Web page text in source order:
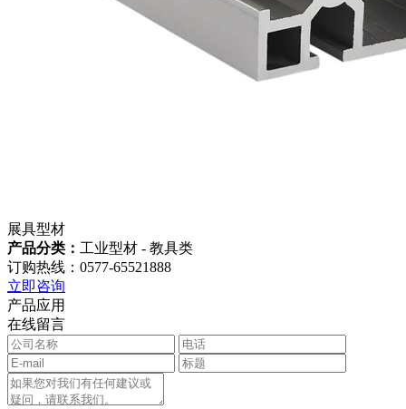
展具型材
产品分类： 工业型材 - 教具类
订购热线：0577-65521888
立即咨询
产品应用
在线留言